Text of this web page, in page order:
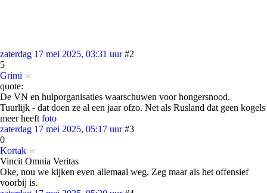
zaterdag 17 mei 2025, 03:31 uur #2
5
Grimi
quote:
De VN en hulporganisaties waarschuwen voor hongersnood.
Tuurlijk - dat doen ze al een jaar ofzo. Net als Rusland dat geen kogels
meer heeft foto
zaterdag 17 mei 2025, 05:17 uur #3
0
Kortak
Vincit Omnia Veritas
Oke, nou we kijken even allemaal weg. Zeg maar als het offensief
voorbij is.